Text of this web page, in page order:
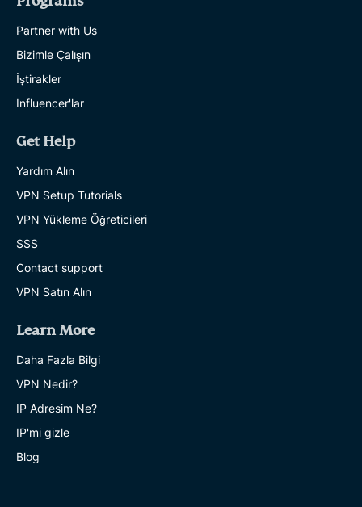
Partner with Us
Bizimle Çalışın
İştirakler
Influencer'lar
Get Help
Yardım Alın
VPN Setup Tutorials
VPN Yükleme Öğreticileri
SSS
Contact support
VPN Satın Alın
Learn More
Daha Fazla Bilgi
VPN Nedir?
IP Adresim Ne?
IP'mi gizle
Blog